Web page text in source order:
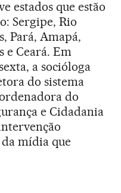
estados que estão
Sergipe, Rio
Pará, Amapá,
e Ceará. Em
a socióloga
do sistema
do
e Cidadania
mídia que